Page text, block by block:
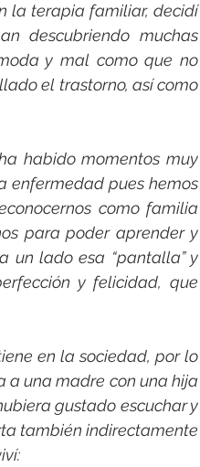
la terapia familiar, decidí
descubriendo muchas
y mal como que no
el trastorno, así como
habido momentos muy
enfermedad pues hemos
como familia
para poder aprender y
un lado esa “pantalla” y
y felicidad, que
en la sociedad, por lo
a una madre con una hija
gustado escuchar y
también indirectamente